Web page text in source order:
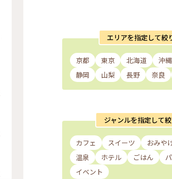
エリアを指定して絞
京都 東京 北海道 沖縄
静岡
山梨 長野 奈良
ジャンルを指定して
カフェ スイーツ おみや
温泉
ホテル ごはん
イベント